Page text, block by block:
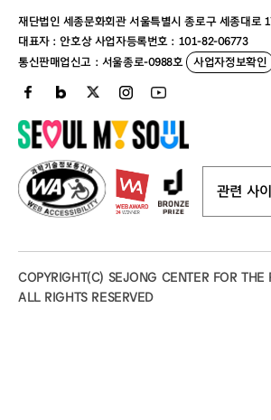
증빙서류 및
유의사항
예술인 패스 또는 공연예
자 본인에 한하여 적용 *
패스 또는 공연예술인 증
증 지참) 미지참 시 차액 지
할인명 국가유공자 할인
할인율 50%
유의사항
사자 유족 본인 포함 동반
재단법인 세종문화회관 서울특별시 종로구 세종대로
대표자 : 안호상 사업자등록번호 : 101-82-06773
통신판매업신고 : 서울종로-0988호 사업자정보확인
COPYRIGHT(C) SEJONG CENTER FOR THE
ALL RIGHTS RESERVED